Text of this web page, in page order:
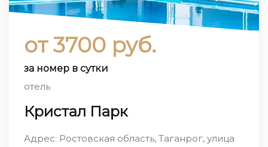
от 3700 руб.
за номер в сутки
отель
Кристал Парк
Адрес: Ростовская область, Таганрог, улица